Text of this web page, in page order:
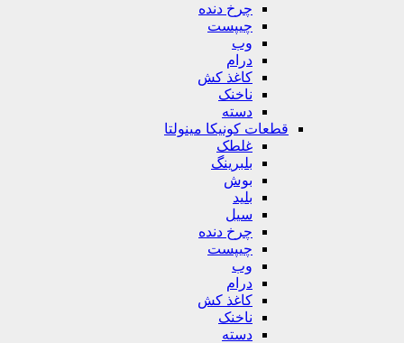
چرخ دنده
چیپست
وب
درام
کاغذ کش
ناخنک
دسته
قطعات کونیکا مینولتا
غلطک
بلبرینگ
بوش
بلید
سیل
چرخ دنده
چیپست
وب
درام
کاغذ کش
ناخنک
دسته